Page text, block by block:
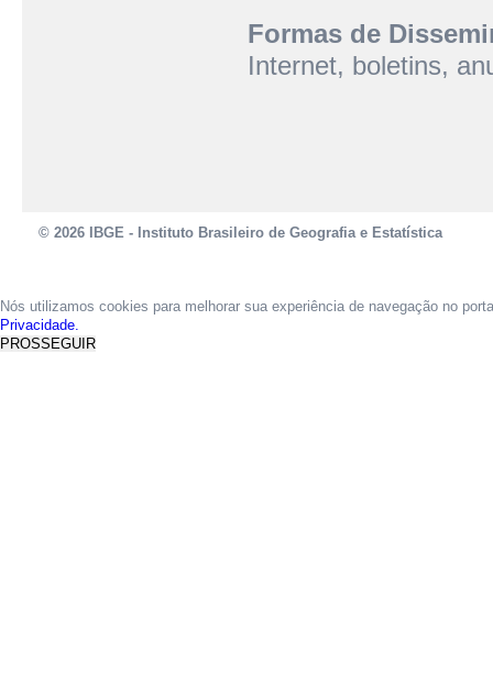
Formas de
Internet, boletins,
© 2026 IBGE - Instituto Brasileiro de Geografia e Estatística
Nós utilizamos cookies para melhorar sua experiência de navegação no
Privacidade.
PROSSEGUIR